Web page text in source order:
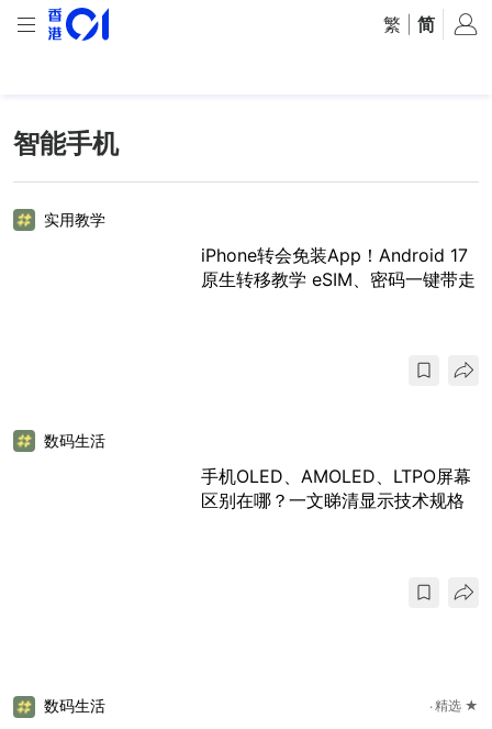
繁 简
智能手机
实用教学
iPhone转会免装App！Android 17
原生转移教学 eSIM、密码一键带走
数码生活
手机OLED、AMOLED、LTPO屏幕
区别在哪？一文睇清显示技术规格
数码生活 精选 ★